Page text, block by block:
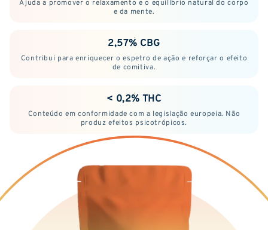
e da mente.
2,57% CBG
Contribui para enriquecer o espetro de ação e reforçar o efeito
de comitiva.
< 0,2% THC
Conteúdo em conformidade com a legislação europeia. Não
produz efeitos psicotrópicos.